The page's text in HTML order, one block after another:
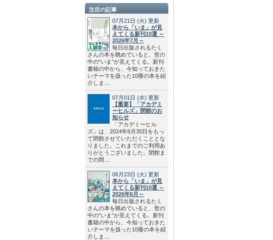
注目の記事
07月21日 (火) 更新
本から「いま」が見
えてくる新刊10選 ～
2026年7月～
毎日出版されるたく
さんの本を眺めていると、世の
中の“いま”が見えてくる。新刊
書籍の中から、今知っておきた
いテーマを扱った10冊の本を紹
介しま....
07月01日 (水) 更新
【重要】「アカデミ
ーヒルズ」閉館のお
知らせ
「アカデミーヒル
ズ」は、2024年6月30日をもっ
て閉館させていただくこととな
りました。これまでのご利用あ
りがとうございました。閉館ま
での間....
06月23日 (火) 更新
本から「いま」が見
えてくる新刊10選 ～
2026年6月～
毎日出版されるたく
さんの本を眺めていると、世の
中の“いま”が見えてくる。新刊
書籍の中から、今知っておきた
いテーマを扱った10冊の本を紹
介しま....